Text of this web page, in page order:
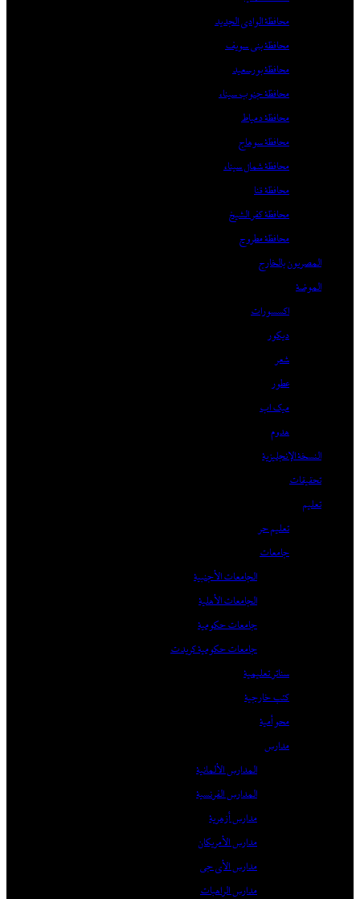
محافظة الوادي الجديد
محافظة بني سويف
محافظة بورسعيد
محافظة جنوب سيناء
محافظة دمياط
محافظة سوهاج
محافظة شمال سيناء
محافظة قنا
محافظة كفر الشيخ
محافظة مطروح
المصريون بالخارج
الموضة
اكسسورات
ديكور
شعر
عطور
ميك اب
هدوم
النسخة الإنجليزية
تحقيقات
تعليم
تعليم حر
جامعات
الجامعات الأجنبية
الجامعات الأهلية
جامعات حكومية
جامعات حكومية كريدت
سناتر تعليمية
كتب خارجية
محو أمية
مدارس
المدارس الألمانية
المدارس الفرنسية
مدارس أزهرية
مدارس الأمريكان
مدارس الأي جي
مدارس الراهبات